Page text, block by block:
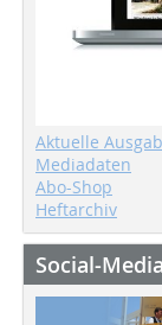
Aktuelle
Mediadaten
Abo-Shop
Heftarchiv
Social-